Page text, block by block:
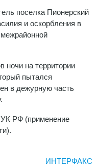
поселка Пионерский
и оскорбления в
ночи на территории
пытался
в дежурную часть
УК РФ (применение
ИНТЕРФАКС